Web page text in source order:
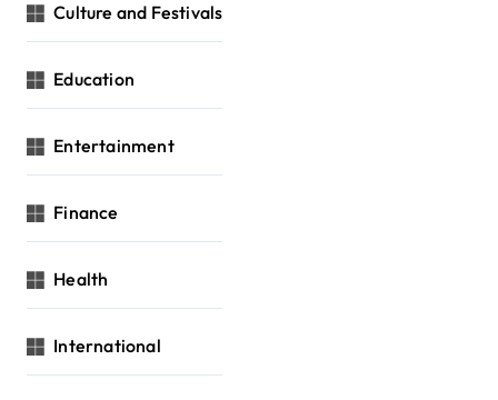
Culture and Festivals
Education
Entertainment
Finance
Health
International